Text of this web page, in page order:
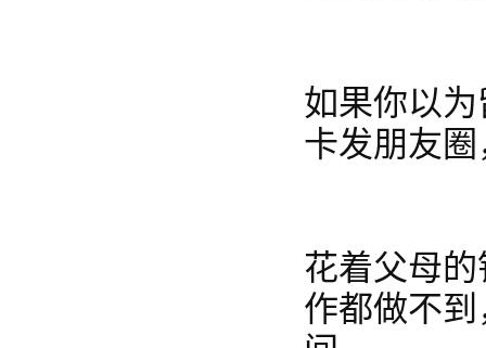
如果你以
卡发朋友
花着父母
作都做不